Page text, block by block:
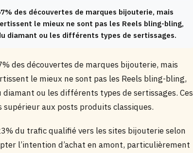
des découvertes de marques bijouterie, mais
le mieux ne sont pas les Reels bling-bling,
diamant ou les différents types de sertissages.
des découvertes de marques bijouterie, mais
le mieux ne sont pas les Reels bling-bling,
ou les différents types de sertissages. Ces
aux posts produits classiques.
du trafic qualifié vers les sites bijouterie selon
l’intention d’achat en amont, particulièrement